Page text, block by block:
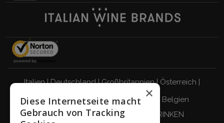
Italien|Deutschland|Großbritannien| Österreich |
Schweiz|Niederlande|Frankreich
Belgien
VERANTWORTUNGSBEWUSST TRINKEN
×
Diese Internetseite macht
Gebrauch von Tracking